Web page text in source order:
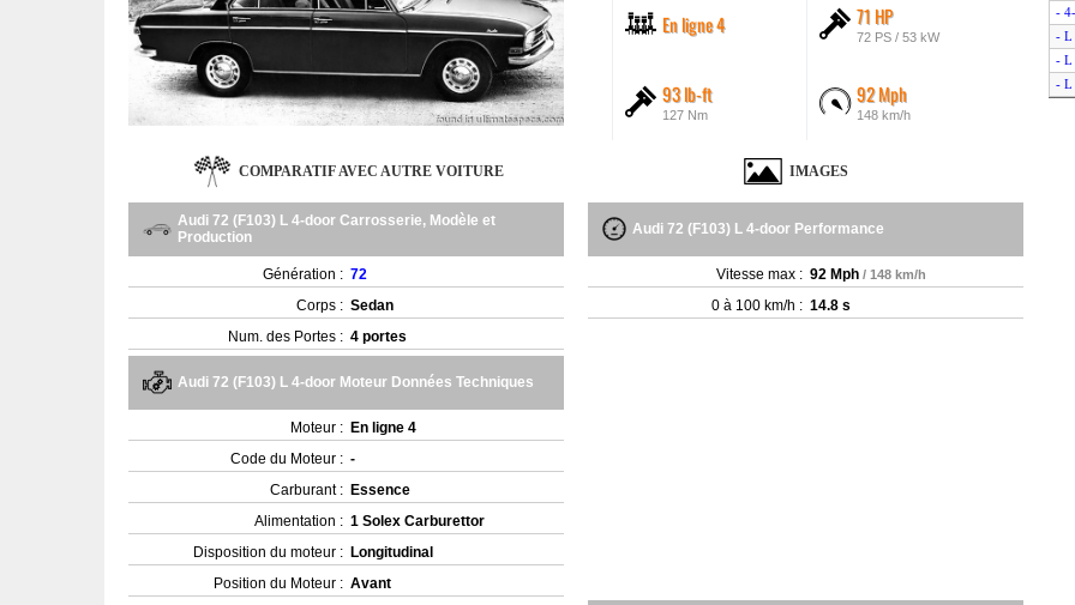
En ligne 4 71 HP
72 PS / 53 kW
93 lb-ft
127 Nm
92 Mph
148 km/h
COMPARATIF AVEC AUTRE VOITURE IMAGES
Audi 72 (F103) L 4-door Carrosserie, Modèle et
Production
Génération : 72
Corps : Sedan
Num. des Portes : 4 portes
Audi 72 (F103) L 4-door Moteur Données Techniques
Moteur : En ligne 4
Code du Moteur : -
Carburant : Essence
Alimentation : 1 Solex Carburettor
Disposition du moteur : Longitudinal
Position du Moteur : Avant
Audi 72 (F103) L 4-door Performance
Vitesse max : 92 Mph / 148 km/h
0 à 100 km/h : 14.8 s
-
- L
- L
- L